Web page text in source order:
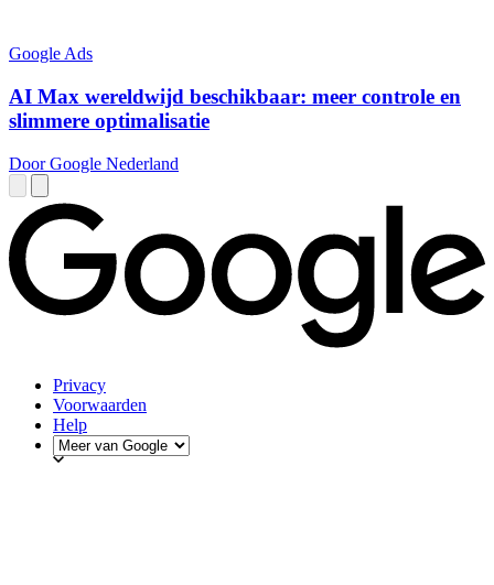
Google Ads
AI Max wereldwijd beschikbaar: meer controle en
slimmere optimalisatie
Door Google Nederland
Privacy
Voorwaarden
Help